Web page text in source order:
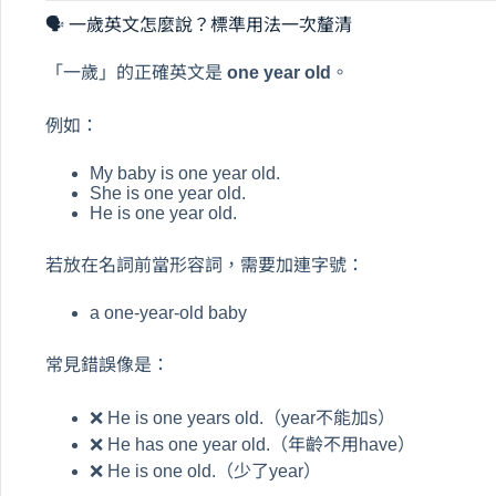
🗣 一歲英文怎麼說？標準用法一次釐清
「一歲」的正確英文是 one year old 。
例如：
My baby is one year old.
She is one year old.
He is one year old.
若放在名詞前當形容詞，需要加連字號：
a one-year-old baby
常見錯誤像是：
❌ He is one years old.（year不能加s）
❌ He has one year old.（年齡不用have）
❌ He is one old.（少了year）